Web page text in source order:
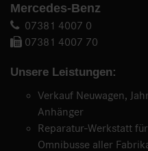
Mercedes-Benz
07381 4007 0
07381 4007 70
Unsere Leistungen:
Verkauf Neuwagen,
Anhänger
Reparatur-Werkstatt
Omnibusse aller